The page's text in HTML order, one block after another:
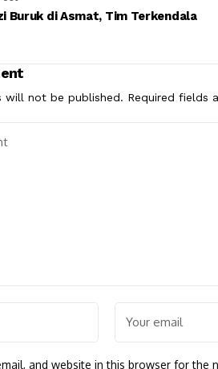
Buruk di Asmat, Tim Terkendala
will not be published. Required fields
and website in this browser for the